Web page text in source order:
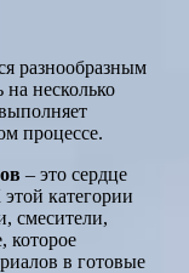
разнообразным
несколько
процессе.
– это сердце
категории
смесители,
которое
в готовые